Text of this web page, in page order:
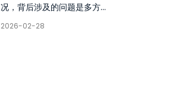
况，背后涉及的问题是多方...
2026-02-28